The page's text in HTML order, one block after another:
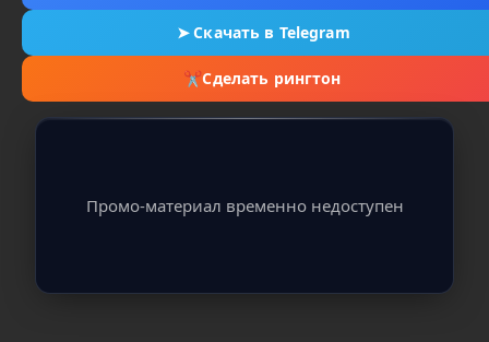
➤Скачать в Telegram
✂Сделать рингтон
Промо-материал временно недоступен